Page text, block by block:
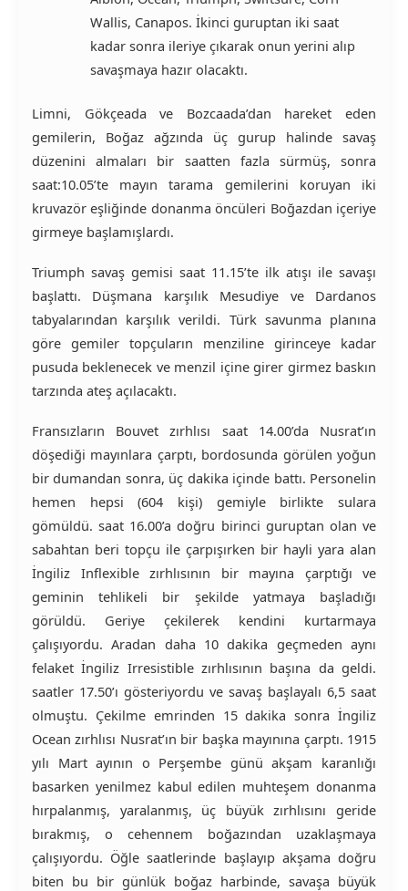
Wallis, Canapos. İkinci guruptan iki saat
kadar sonra ileriye çıkarak onun yerini alıp
savaşmaya hazır olacaktı.
Limni, Gökçeada ve Bozcaada’dan hareket eden
gemilerin, Boğaz ağzında üç gurup halinde savaş
düzenini almaları bir saatten fazla sürmüş, sonra
saat:10.05’te mayın tarama gemilerini koruyan iki
kruvazör eşliğinde donanma öncüleri Boğazdan içeriye
girmeye başlamışlardı.
Triumph savaş gemisi saat 11.15’te ilk atışı ile savaşı
başlattı. Düşmana karşılık Mesudiye ve Dardanos
tabyalarından karşılık verildi. Türk savunma planına
göre gemiler topçuların menziline girinceye kadar
pusuda beklenecek ve menzil içine girer girmez baskın
tarzında ateş açılacaktı.
Fransızların Bouvet zırhlısı saat 14.00’da Nusrat’ın
döşediği mayınlara çarptı, bordosunda görülen yoğun
bir dumandan sonra, üç dakika içinde battı. Personelin
hemen hepsi (604 kişi) gemiyle birlikte sulara
gömüldü. saat 16.00’a doğru birinci guruptan olan ve
sabahtan beri topçu ile çarpışırken bir hayli yara alan
İngiliz Inflexible zırhlısının bir mayına çarptığı ve
geminin tehlikeli bir şekilde yatmaya başladığı
görüldü. Geriye çekilerek kendini kurtarmaya
çalışıyordu. Aradan daha 10 dakika geçmeden aynı
felaket İngiliz Irresistible zırhlısının başına da geldi.
saatler 17.50’ı gösteriyordu ve savaş başlayalı 6,5 saat
olmuştu. Çekilme emrinden 15 dakika sonra İngiliz
Ocean zırhlısı Nusrat’ın bir başka mayınına çarptı. 1915
yılı Mart ayının o Perşembe günü akşam karanlığı
basarken yenilmez kabul edilen muhteşem donanma
hırpalanmış, yaralanmış, üç büyük zırhlısını geride
bırakmış, o cehennem boğazından uzaklaşmaya
çalışıyordu. Öğle saatlerinde başlayıp akşama doğru
biten bu bir günlük boğaz harbinde, savaşa büyük